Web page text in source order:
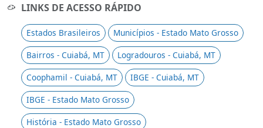
LINKS DE ACESSO RÁPIDO
Estados Brasileiros
Municípios - Estado Mato Grosso
Bairros - Cuiabá, MT
Logradouros - Cuiabá, MT
Coophamil - Cuiabá, MT
IBGE - Cuiabá, MT
IBGE - Estado Mato Grosso
História - Estado Mato Grosso